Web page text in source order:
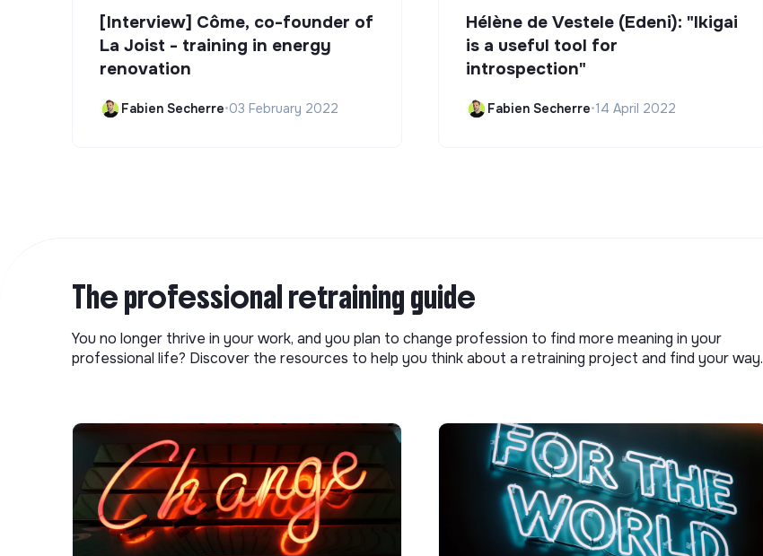
[Interview] Côme, co-founder of
La Joist - training in energy
renovation
Fabien Secherre•03 February 2022
Hélène de Vestele (Edeni): "Ikigai
is a useful tool for
introspection"
Fabien Secherre•14 April 2022
The professional retraining guide
You no longer thrive in your work, and you plan to change profession to find more meaning in your
professional life? Discover the resources to help you think about a retraining project and find your way.